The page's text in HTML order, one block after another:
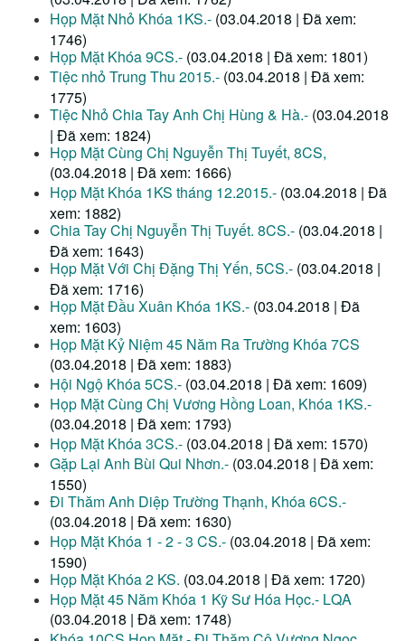
Họp Mặt Nhỏ Khóa 1KS.- (03.04.2018 | Đã xem:
1746)
Họp Mặt Khóa 9CS.- (03.04.2018 | Đã xem: 1801)
Tiệc nhỏ Trung Thu 2015.- (03.04.2018 | Đã xem:
1775)
Tiệc Nhỏ Chia Tay Anh Chị Hùng & Hà.- (03.04.2018
| Đã xem: 1824)
Họp Mặt Cùng Chị Nguyễn Thị Tuyết, 8CS,
(03.04.2018 | Đã xem: 1666)
Họp Mặt Khóa 1KS tháng 12.2015.- (03.04.2018 | Đã
xem: 1882)
Chia Tay Chị Nguyễn Thị Tuyết. 8CS.- (03.04.2018 |
Đã xem: 1643)
Họp Mặt Với Chị Đặng Thị Yến, 5CS.- (03.04.2018 |
Đã xem: 1716)
Họp Mặt Đầu Xuân Khóa 1KS.- (03.04.2018 | Đã
xem: 1603)
Họp Mặt Kỷ Niệm 45 Năm Ra Trường Khóa 7CS
(03.04.2018 | Đã xem: 1883)
Hội Ngộ Khóa 5CS.- (03.04.2018 | Đã xem: 1609)
Họp Mặt Cùng Chị Vương Hồng Loan, Khóa 1KS.-
(03.04.2018 | Đã xem: 1793)
Họp Mặt Khóa 3CS.- (03.04.2018 | Đã xem: 1570)
Gặp Lại Anh Bùi Qui Nhơn.- (03.04.2018 | Đã xem:
1550)
Đi Thăm Anh Diệp Trường Thạnh, Khóa 6CS.-
(03.04.2018 | Đã xem: 1630)
Họp Mặt Khóa 1 - 2 - 3 CS.- (03.04.2018 | Đã xem:
1590)
Họp Mặt Khóa 2 KS. (03.04.2018 | Đã xem: 1720)
Họp Mặt 45 Năm Khóa 1 Kỹ Sư Hóa Học.- LQA
(03.04.2018 | Đã xem: 1748)